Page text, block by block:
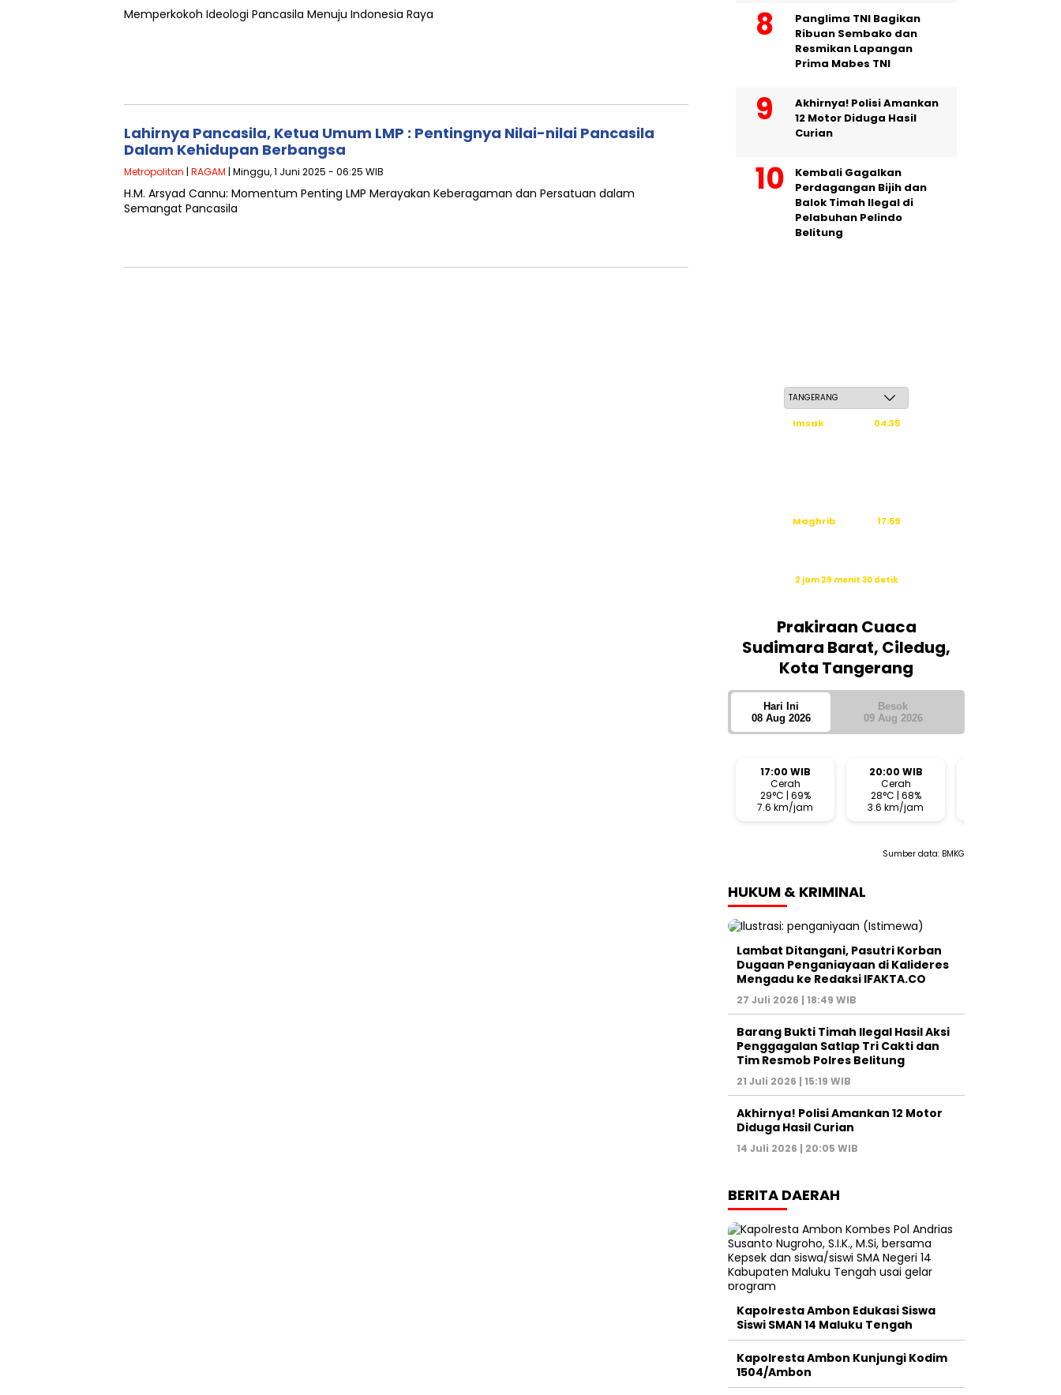
Memperkokoh Ideologi Pancasila Menuju Indonesia Raya
Lahirnya Pancasila, Ketua Umum LMP : Pentingnya Nilai-nilai Pancasila
Dalam Kehidupan Berbangsa
Metropolitan | RAGAM | Minggu, 1 Juni 2025 - 06:25 WIB
H.M. Arsyad Cannu: Momentum Penting LMP Merayakan Keberagaman dan Persatuan dalam
Semangat Pancasila
Panglima TNI Bagikan
Ribuan Sembako dan
Resmikan Lapangan
Prima Mabes TNI
Akhirnya! Polisi Amankan
12 Motor Diduga Hasil
Curian
Kembali Gagalkan
Perdagangan Bijih dan
Balok Timah Ilegal di
Pelabuhan Pelindo
Belitung
Imsak
04:35
Maghrib
17:59
2 jam 29 menit 29 detik
Prakiraan Cuaca
Sudimara Barat, Ciledug,
Kota Tangerang
Hari Ini
08 Aug 2026
Besok
09 Aug 2026
17:00 WIB
Cerah
29°C | 69%
7.6 km/jam
20:00 WIB
Cerah
28°C | 68%
3.6 km/jam
Sumber data: BMKG
HUKUM & KRIMINAL
Lambat Ditangani, Pasutri Korban
Dugaan Penganiayaan di Kalideres
Mengadu ke Redaksi IFAKTA.CO
27 Juli 2026 | 18:49 WIB
Barang Bukti Timah Ilegal Hasil Aksi
Penggagalan Satlap Tri Cakti dan
Tim Resmob Polres Belitung
21 Juli 2026 | 15:19 WIB
Akhirnya! Polisi Amankan 12 Motor
Diduga Hasil Curian
14 Juli 2026 | 20:05 WIB
BERITA DAERAH
Kapolresta Ambon Edukasi Siswa
Siswi SMAN 14 Maluku Tengah
Kapolresta Ambon Kunjungi Kodim
1504/Ambon